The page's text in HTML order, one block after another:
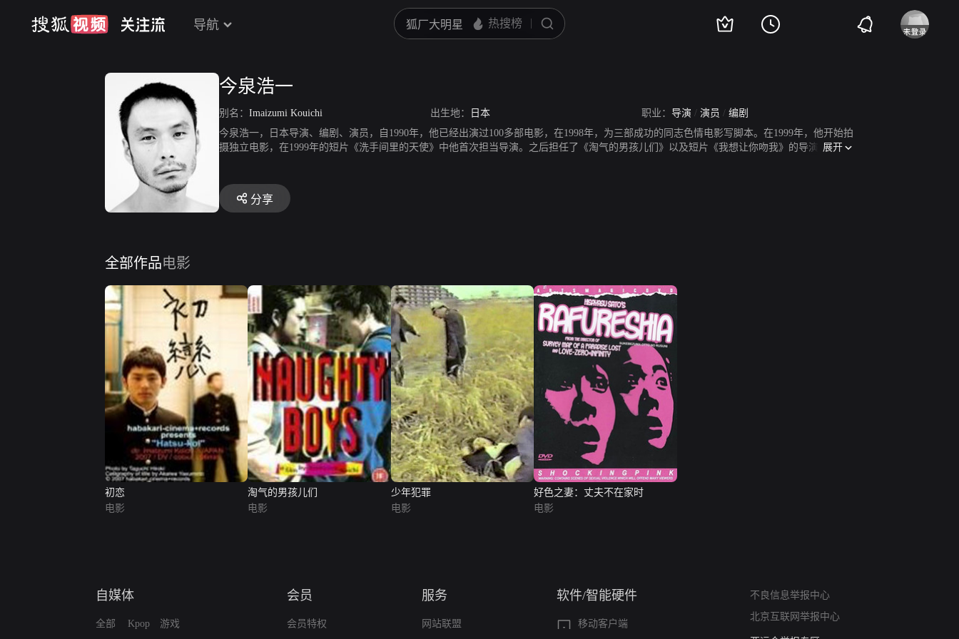
导航
今泉浩一
别名： Imaizumi Kouichi 出生地： 日本 职业： 导演 / 演员 / 编剧
今泉浩一，日本导演、编剧、演员，自1990年，他已经出演过100多部电影，在1998年，为三部成功的同志色情电影写脚本。在1999年，他开始拍
摄独立电影，在1999年的短片《洗手间里的天使》中他首次担当导演。之后担任了《淘气的男孩儿们》以及短片《我想让你吻我》的导演。《初
展开
分享
全部作品电影
初恋
电影
淘气的男孩儿们
电影
少年犯罪
电影
好色之妻：丈夫不在家时
电影
自媒体
全部 Kpop 游戏
会员
会员特权
服务
网站联盟
软件/智能硬件
移动客户端
不良信息举报中心
北京互联网举报中心
算法推荐专项举报